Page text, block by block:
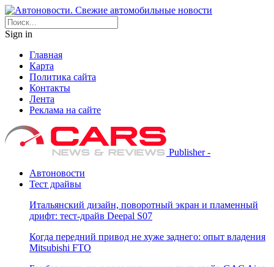
Sign in
Главная
Карта
Политика сайта
Контакты
Лента
Реклама на сайте
Publisher -
Автоновости
Тест драйвы
Итальянский дизайн, поворотный экран и пламенный
дрифт: тест-драйв Deepal S07
Когда передний привод не хуже заднего: опыт владения
Mitsubishi FTO